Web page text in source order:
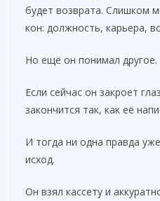
будет возврата. Слишком
кон: должность, карьера,
Но ещё он понимал другое.
Если сейчас он закроет
закончится так, как её
И тогда ни одна правда
исход.
Он взял кассету и